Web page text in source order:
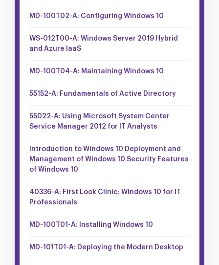
MD-100T02-A: Configuring Windows 10
WS-012T00-A: Windows Server 2019 Hybrid
and Azure IaaS
MD-100T04-A: Maintaining Windows 10
55152-A: Fundamentals of Active Directory
55022-A: Using Microsoft System Center
Service Manager 2012 for IT Analysts
Introduction to Windows 10 Deployment and
Management of Windows 10 Security Features
of Windows 10
40336-A: First Look Clinic: Windows 10 for IT
Professionals
MD-100T01-A: Installing Windows 10
MD-101T01-A: Deploying the Modern Desktop